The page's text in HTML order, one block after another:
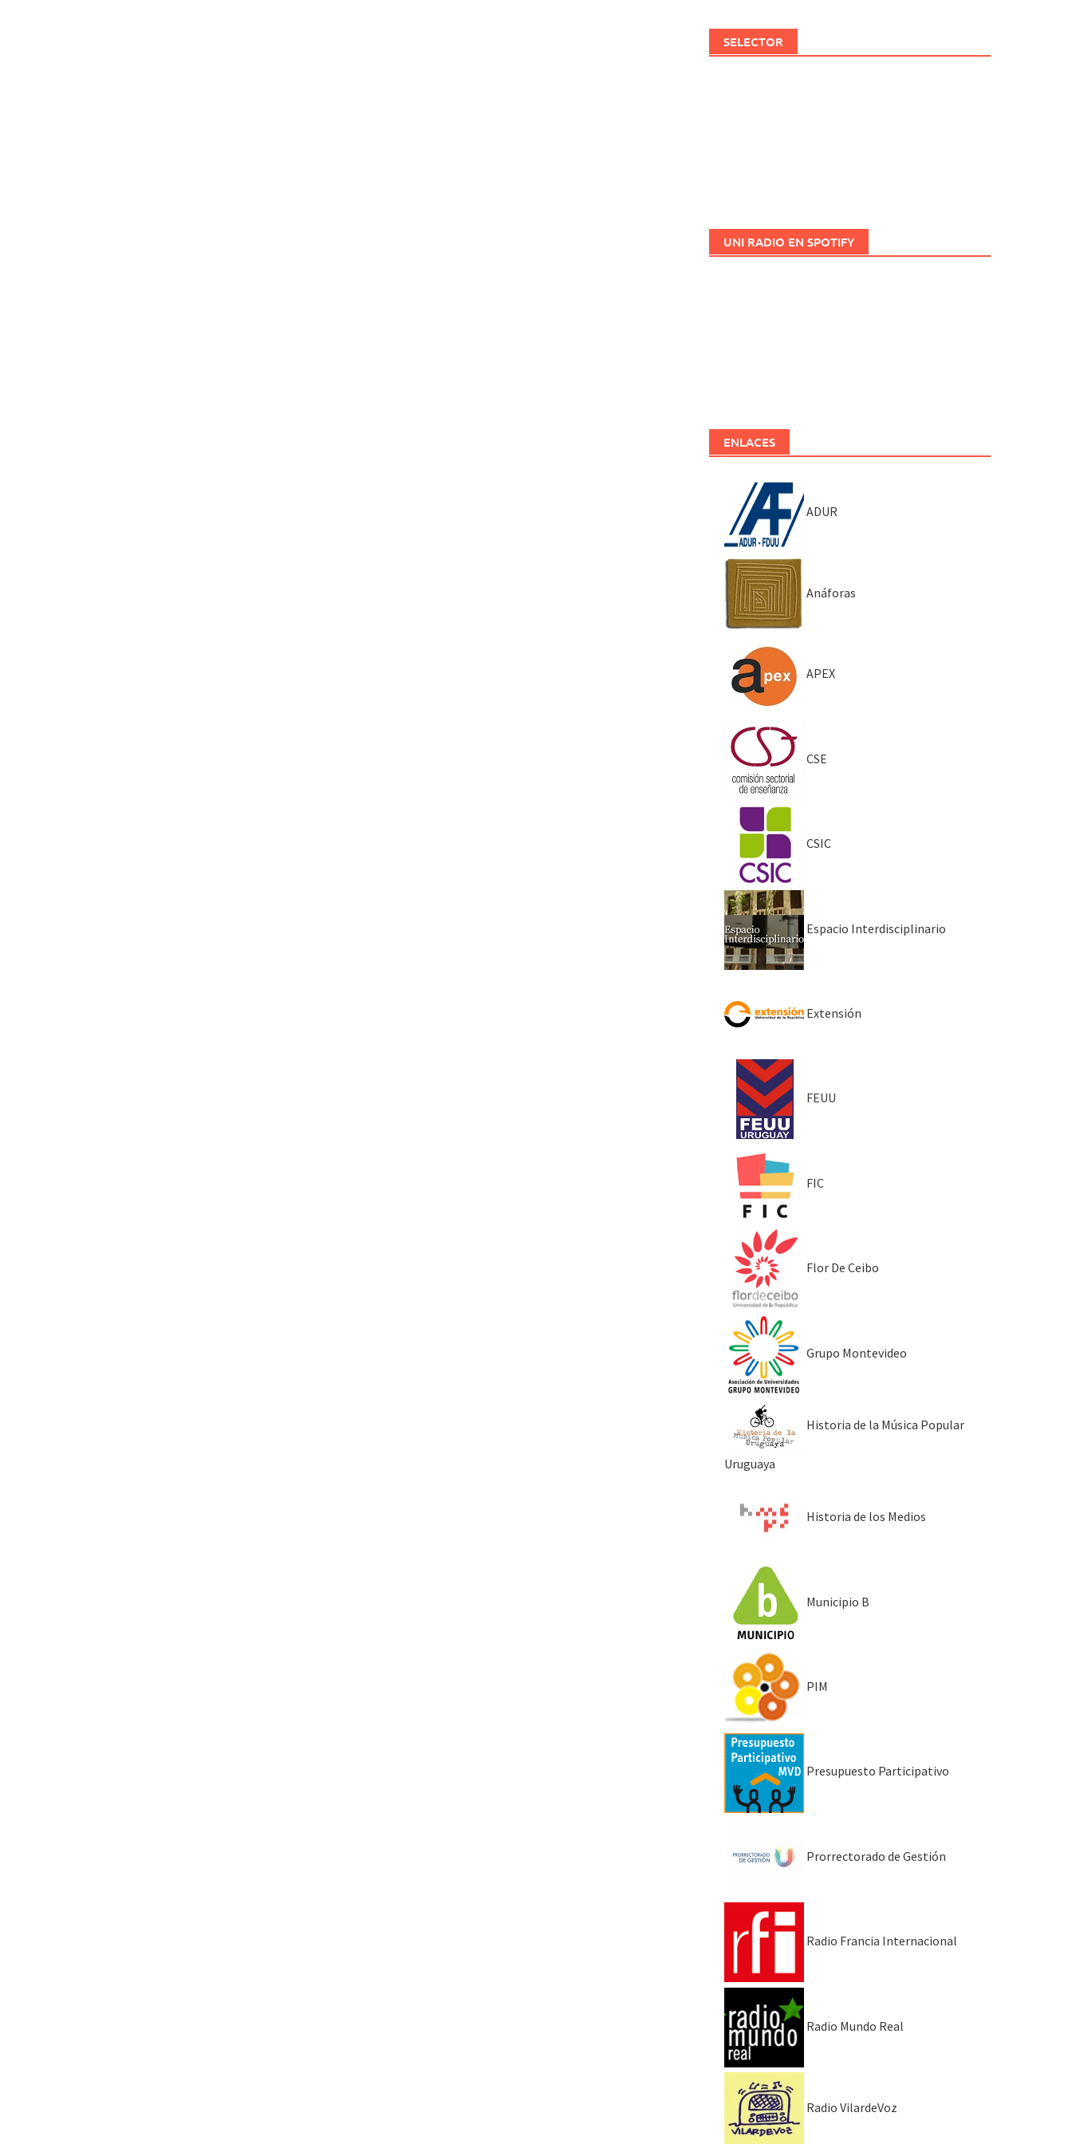
SELECTOR
UNI RADIO EN SPOTIFY
ENLACES
ADUR
Anáforas
APEX
CSE
CSIC
Espacio Interdisciplinario
Extensión
FEUU
FIC
Flor De Ceibo
Grupo Montevideo
Historia de la Música Popular
Uruguaya
Historia de los Medios
Municipio B
PIM
Presupuesto Participativo
Prorrectorado de Gestión
Radio Francia Internacional
Radio Mundo Real
Radio VilardeVoz